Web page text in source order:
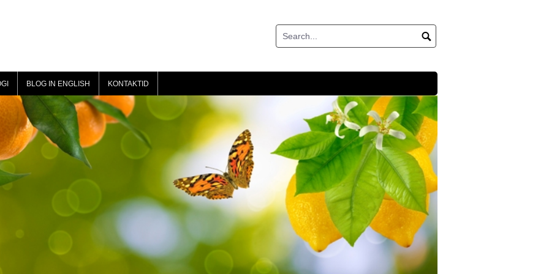
BLOG IN ENGLISH KONTAKTID